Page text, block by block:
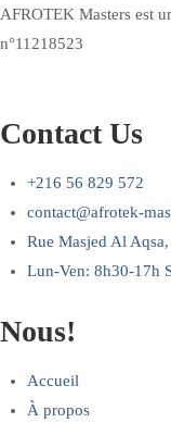
AFROTEK Masters est
n°11218523
Contact Us
+216 56 829 572
contact@afrotek-
Rue Masjed Al
Lun-Ven: 8h30-17h
Nous!
Accueil
À propos